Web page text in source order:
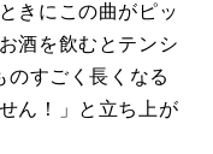
きにこの曲がピッ
酒を飲むとテンシ
のすごく長くなる
ん！」と立ち上が